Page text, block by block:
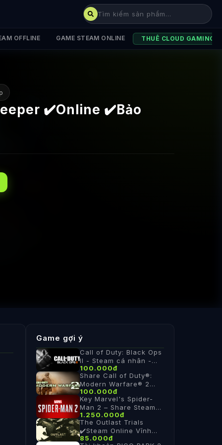
OFFLINE GAME STEAM ONLINE THUÊ CLOUD GAMING
✔️Online ✔️Bảo
Game gợi ý
Call of Duty: Black Ops
II - Steam cá nhân -
Vĩnh Viễn
100.000đ
Share Call of Duty®:
Modern Warfare® 2
(2009) ✅Steam cá
nhân ✅Vĩnh Viễn
100.000đ
Key Marvel's Spider-
Man 2 – Share Steam
Chính Hãng
1.250.000đ
The Outlast Trials
✔️Steam Online Vĩnh
Viễn
85.000đ